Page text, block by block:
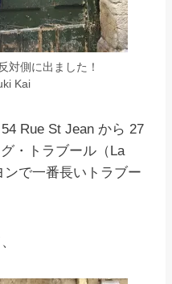
対側に出ました！
Kai
Rue St Jean から 27
・トラブール（La
ンで一番長いトラブー